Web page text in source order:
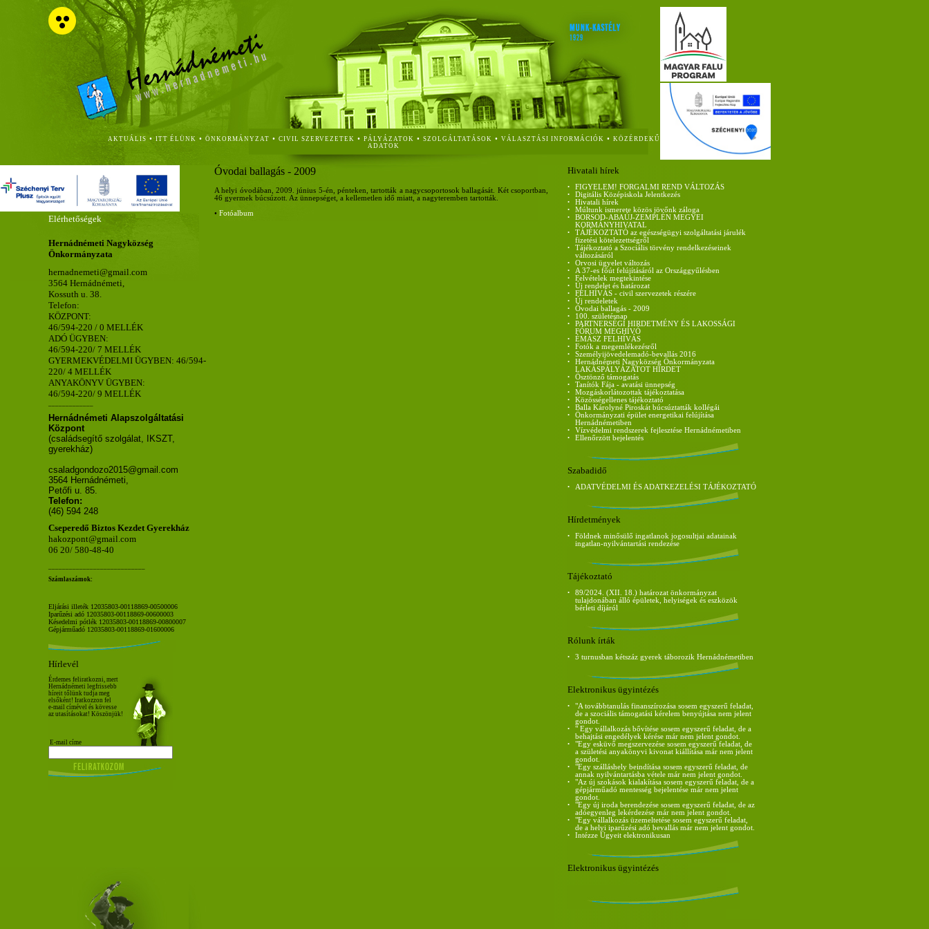
AKTUÁLIS • ITT ÉLÜNK • ÖNKORMÁNYZAT • CIVIL SZERVEZETEK • PÁLYÁZATOK • SZOLGÁLTATÁSOK • VÁLASZTÁSI INFORMÁCIÓK • KÖZÉRDEKŰ
ADATOK
Elérhetőségek
Hernádnémeti Nagyközség
Önkormányzata
hernadnemeti@gmail.com
3564 Hernádnémeti,
Kossuth u. 38.
Telefon:
KÖZPONT:
46/594-220 / 0 MELLÉK
ADÓ ÜGYBEN:
46/594-220/ 7 MELLÉK
GYERMEKVÉDELMI ÜGYBEN: 46/594-
220/ 4 MELLÉK
ANYAKÖNYV ÜGYBEN:
46/594-220/ 9 MELLÉK
Hernádnémeti Alapszolgáltatási
Központ
(családsegítő szolgálat, IKSZT,
gyerekház)
csaladgondozo2015@gmail.com
3564 Hernádnémeti,
Petőfi u. 85.
Telefon:
(46) 594 248
Cseperedő Biztos Kezdet Gyerekház
hakozpont@gmail.com
06 20/ 580-48-40
Számlaszámok:
Eljárási illeték 12035803-00118869-00500006
Iparűzési adó 12035803-00118869-00600003
Késedelmi pótlék 12035803-00118869-00800007
Gépjárműadó 12035803-00118869-01600006
Hírlevél
Érdemes feliratkozni, mert
Hernádnémeti legfrissebb
híreit tőlünk tudja meg
elsőként! Iratkozzon fel
e-mail címével és kövesse
az utasításokat! Köszönjük!
E-mail címe
Óvodai ballagás - 2009
A helyi óvodában, 2009. június 5-én, pénteken, tartották a nagycsoportosok ballagását. Két csoportban,
46 gyermek búcsúzott. Az ünnepséget, a kellemetlen idő miatt, a nagyteremben tartották.
• Fotóalbum
Hivatali hírek
• FIGYELEM! FORGALMI REND VÁLTOZÁS
• Digitális Középiskola Jelentkezés
• Hivatali hírek
• Múltunk ismerete közös jövőnk záloga
•
BORSOD-ABAÚJ-ZEMPLÉN MEGYEI
KORMÁNYHIVATAL
•
TÁJÉKOZTATÓ az egészségügyi szolgáltatási járulék
fizetési kötelezettségről
•
Tájékoztató a Szociális törvény rendelkezéseinek
változásáról
• Orvosi ügyelet változás
• A 37-es főút felújításáról az Országgyűlésben
• Felvételek megtekintése
• Új rendelet és határozat
• FELHÍVÁS - civil szervezetek részére
• Új rendeletek
• Óvodai ballagás - 2009
• 100. születésnap
•
PARTNERSÉGI HIRDETMÉNY ÉS LAKOSSÁGI
FÓRUM MEGHÍVÓ
• ÉMÁSZ FELHÍVÁS
• Fotók a megemlékezésről
• Személyijövedelemadó-bevallás 2016
•
Hernádnémeti Nagyközség Önkormányzata
LAKÁSPÁLYÁZATOT HIRDET
• Ösztönző támogatás
• Tanítók Fája - avatási ünnepség
• Mozgáskorlátozottak tájékoztatása
• Közösségellenes tájékoztató
• Balla Károlyné Piroskát búcsúztatták kollégái
•
Önkormányzati épület energetikai felújítása
Hernádnémetiben
• Vízvédelmi rendszerek fejlesztése Hernádnémetiben
• Ellenőrzött bejelentés
Szabadidő
• ADATVÉDELMI ÉS ADATKEZELÉSI TÁJÉKOZTATÓ
Hírdetmények
•
Földnek minősülő ingatlanok jogosultjai adatainak
ingatlan-nyilvántartási rendezése
Tájékoztató
•
89/2024. (XII. 18.) határozat önkormányzat
tulajdonában álló épületek, helyiségek és eszközök
bérleti díjáról
Rólunk írták
• 3 turnusban kétszáz gyerek táborozik Hernádnémetiben
Elektronikus ügyintézés
•
"A továbbtanulás finanszírozása sosem egyszerű feladat,
de a szociális támogatási kérelem benyújtása nem jelent
gondot.
•
" Egy vállalkozás bővítése sosem egyszerű feladat, de a
behajtási engedélyek kérése már nem jelent gondot.
•
"Egy esküvő megszervezése sosem egyszerű feladat, de
a születési anyakönyvi kivonat kiállítása már nem jelent
gondot.
•
"Egy szálláshely beindítása sosem egyszerű feladat, de
annak nyilvántartásba vétele már nem jelent gondot.
•
"Az új szokások kialakítása sosem egyszerű feladat, de a
gépjárműadó mentesség bejelentése már nem jelent
gondot.
•
"Egy új iroda berendezése sosem egyszerű feladat, de az
adóegyenleg lekérdezése már nem jelent gondot.
•
"Egy vállalkozás üzemeltetése sosem egyszerű feladat,
de a helyi iparűzési adó bevallás már nem jelent gondot.
• Intézze Ügyeit elektronikusan
Elektronikus ügyintézés